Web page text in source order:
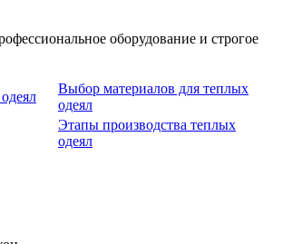
оборудование и строгое
Выбор материалов для теплых
одеял
Этапы производства теплых
одеял